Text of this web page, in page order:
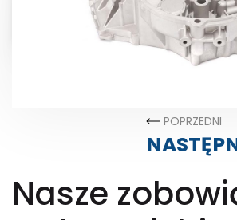
POPRZEDNI
Nasze